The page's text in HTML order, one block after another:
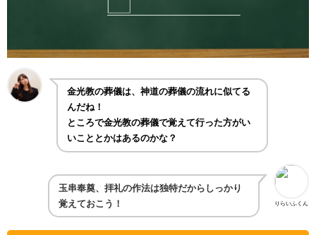
金光教の葬儀は、神道の葬儀の流れに似てる
んだね！
ところで金光教の葬儀で覚えて行った方がい
いこととかはあるのかな？
りらいふくん
玉串奉奠、拝礼の作法は独特だからしっかり
覚えておこう！